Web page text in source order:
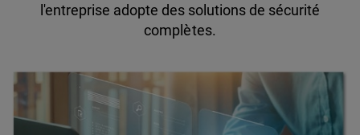
l'entreprise adopte des solutions de sécurité
complètes.